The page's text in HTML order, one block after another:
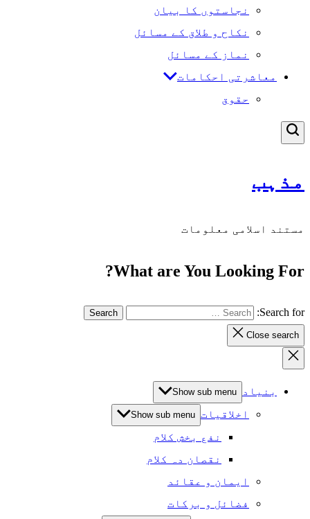
نجاستوں کا بیان
نکاح و طلاق کے مسائل
نماز کے مسائل
معاشرتی احکامات
حقوق
مذہب
مستند اسلامی معلومات
What are You Looking For?
Search for:
Close search
بنیاد Show sub menu
اخلاقیات Show sub menu
نفع بخش کلام
نقصان دہ کلام
ایمان و عقائد
فضائل و برکات